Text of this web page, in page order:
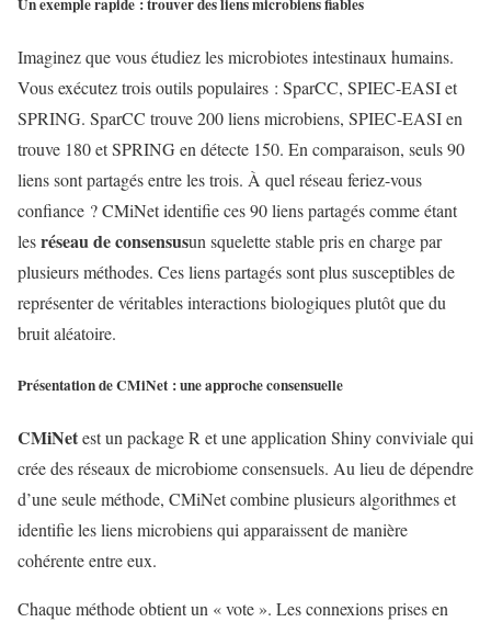
Imaginez que vous étudiez les microbiotes intestinaux humains.
Vous exécutez trois outils populaires : SparCC, SPIEC-EASI et
SPRING. SparCC trouve 200 liens microbiens, SPIEC-EASI en
trouve 180 et SPRING en détecte 150. En comparaison, seuls 90
liens sont partagés entre les trois. À quel réseau feriez-vous
confiance ? CMiNet identifie ces 90 liens partagés comme étant
lesréseau de consensusun squelette stable pris en charge par
plusieurs méthodes. Ces liens partagés sont plus susceptibles de
représenter de véritables interactions biologiques plutôt que du
bruit aléatoire.
Présentation de CMiNet : une approche consensuelle
CMiNetest un package R et une application Shiny conviviale qui
crée des réseaux de microbiome consensuels. Au lieu de dépendre
d’une seule méthode, CMiNet combine plusieurs algorithmes et
identifie les liens microbiens qui apparaissent de manière
cohérente entre eux.
Chaque méthode obtient un « vote ». Les connexions prises en